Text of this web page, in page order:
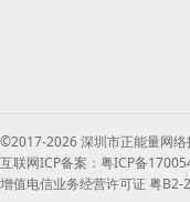
©2017-2026 深圳市正能量网络
互联网ICP备案：粤ICP备
增值电信业务经营许可证 粤B2-